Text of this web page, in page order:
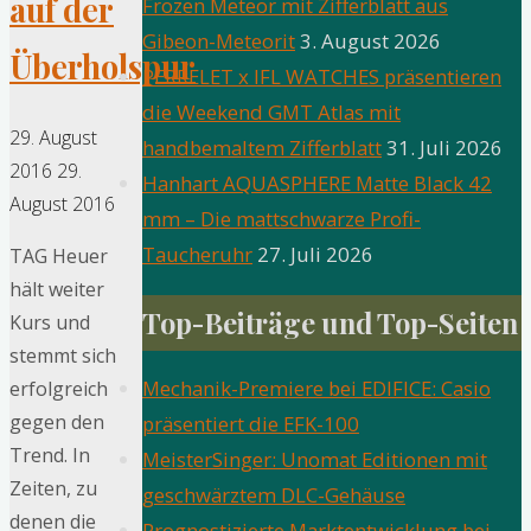
auf der
Überholspur
29. August
2016 29.
August 2016
TAG Heuer
hält weiter
Kurs und
stemmt sich
erfolgreich
gegen den
Trend. In
Zeiten, zu
denen die
Gibeon-Meteorit3. August 2026
PERRELET x IFL WATCHES präsentieren
die Weekend GMT Atlas mit
handbemaltem Zifferblatt31. Juli 2026
Hanhart AQUASPHERE Matte Black 42
mm – Die mattschwarze Profi-
Taucheruhr 27. Juli 2026
Top-Beiträge und Top-Seiten
Mechanik-Premiere bei EDIFICE: Casio
präsentiert die EFK-100
MeisterSinger: Unomat Editionen mit
geschwärztem DLC-Gehäuse